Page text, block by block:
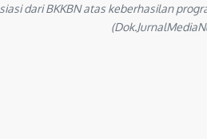
dari BKKBN atas keberhasilan